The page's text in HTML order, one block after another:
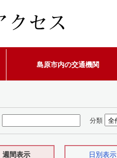
島原市内の交通機関
分類
週間表示 日別表示